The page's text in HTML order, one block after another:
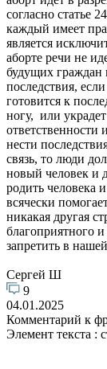
согласно статье
каждый имеет
является
аборте речи не
будущих граждан
последствия,
готовится к
ногу, или
ответственности
нести
связь, то люди
новый человек и
родить человека
всячески
никакая другая
благоприятного
запретить в
Сергей Ш
9
04.01.2025
Комментарий к
Элемент текста :